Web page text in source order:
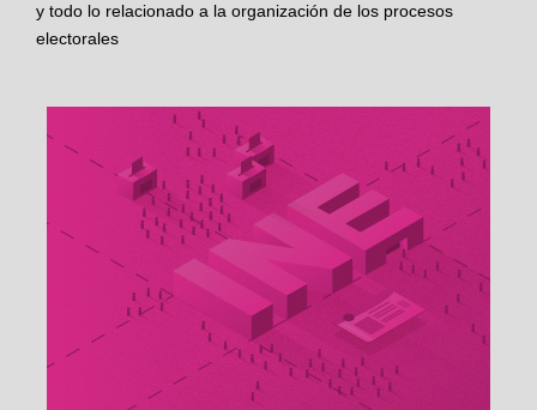
y todo lo relacionado a la organización de los procesos
electorales